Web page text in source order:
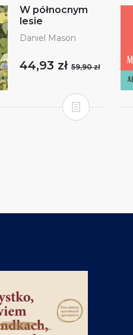
W północnym
lesie
Daniel Mason
44,93 zł59,90 zł